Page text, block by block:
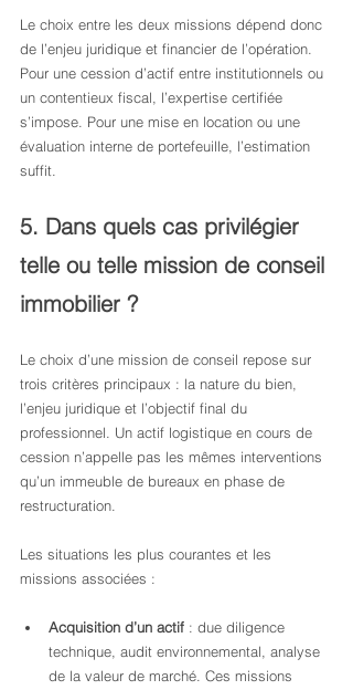
Le choix entre les deux missions dépend donc
de l’enjeu juridique et financier de l’opération.
Pour une cession d’actif entre institutionnels ou
un contentieux fiscal, l’expertise certifiée
s’impose. Pour une mise en location ou une
évaluation interne de portefeuille, l’estimation
suffit.
5. Dans quels cas privilégier
telle ou telle mission de conseil
immobilier ?
Le choix d’une mission de conseil repose sur
trois critères principaux : la nature du bien,
l’enjeu juridique et l’objectif final du
professionnel. Un actif logistique en cours de
cession n’appelle pas les mêmes interventions
qu’un immeuble de bureaux en phase de
restructuration.
Les situations les plus courantes et les
missions associées :
Acquisition d’un actif : due diligence
technique, audit environnemental, analyse
de la valeur de marché. Ces missions